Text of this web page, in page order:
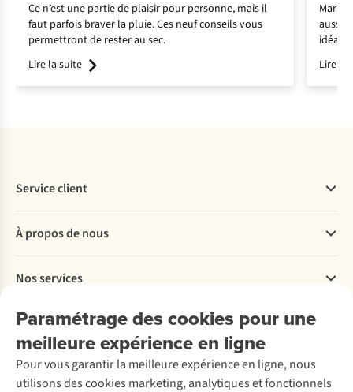
Ce n’est une partie de plaisir pour personne, mais il
faut parfois braver la pluie. Ces neuf conseils vous
permettront de rester au sec.
Lire la suite
Marre
aussi.
idéal
boulot
saver,
Lire la
Paramétrage des cookies pour une
meilleure expérience en ligne
Pour vous garantir la meilleure expérience en ligne, nous
utilisons des cookies marketing, analytiques et fonctionnels
Service client
Commander
Payer
Livraison
Rétractation d'une commande
Entretien & réparations
Garantie
Contactez-nous
À propos de nous
Explore More
À propos d’Ayacucho
Nos magasins
À propos d’A.S.Adventure
Déclaration d'accessibilité
Nos services
Location / Location sports d’hiver
Entretien de ski
Service de lavage
Découvrez
A.S.Magazine
Explore Camp